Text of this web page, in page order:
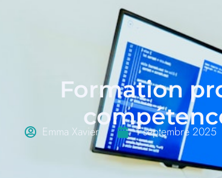
Formation
Emma Xavier 1 septembre 2025